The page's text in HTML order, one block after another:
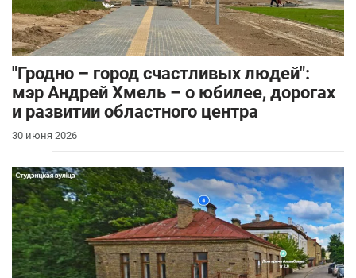
"Гродно – город счастливых людей":
мэр Андрей Хмель – о юбилее, дорогах
и развитии областного центра
30 июня 2026